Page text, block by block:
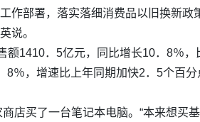
作部署，落实落细消费品以旧换新
说。
1410．5亿元，同比增长10．8％
％，增速比上年同期加快2．5个百
店买了一台笔记本电脑。“本来想买